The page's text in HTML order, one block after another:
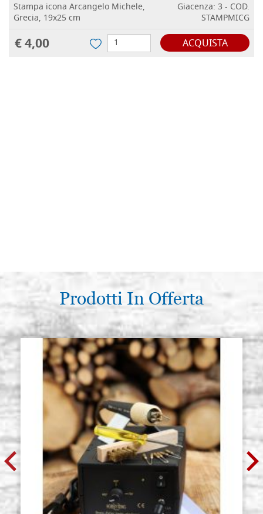
Stampa icona Arcangelo Michele,
Grecia, 19x25 cm
Giacenza: 3 - COD.
STAMPMICG
€ 4,00 ACQUISTA
Prodotti In Offerta